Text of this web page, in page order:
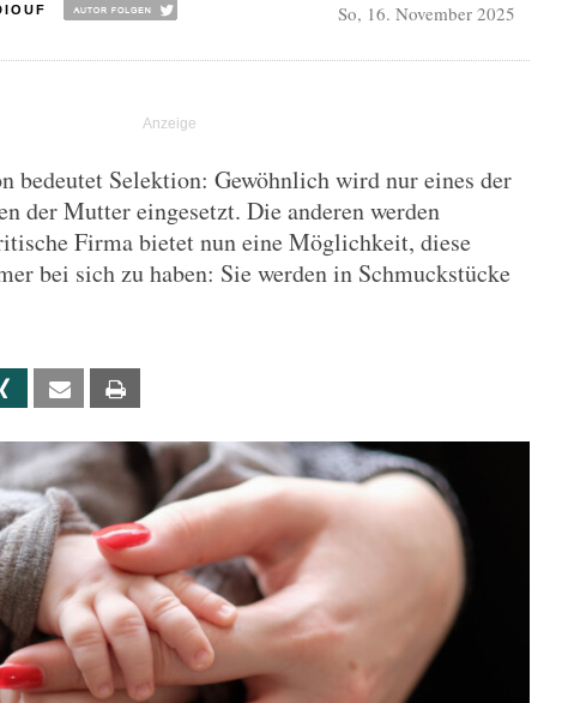
So, 16. November 2025
Selektion: Gewöhnlich wird nur eines der
der Mutter eingesetzt. Die anderen werden
Firma bietet nun eine Möglichkeit, diese
bei sich zu haben: Sie werden in Schmuckstücke
Xing Email